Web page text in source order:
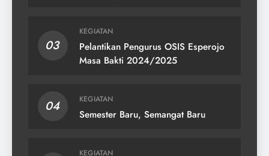
03
KEGIATAN
Pelantikan Pengurus OSIS Esperojo
Masa Bakti 2024/2025
04 KEGIATAN
Semester Baru, Semangat Baru
KEGIATAN